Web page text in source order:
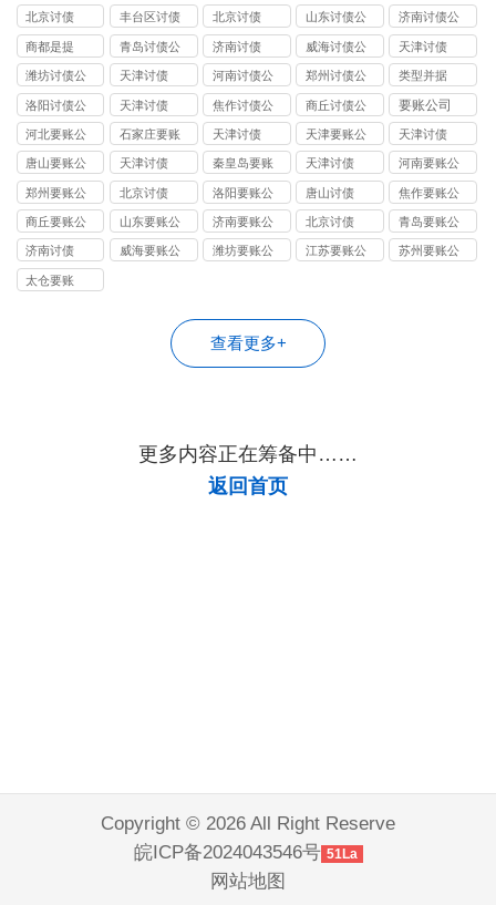
司
公司
公司
公司
北京讨债
丰台区讨债
公司
北京讨债
山东讨债公
司
济南讨债公
司
商都是提
青岛讨债公
司
济南讨债
威海讨债公
司
天津讨债
潍坊讨债公
司
天津讨债
河南讨债公
司
郑州讨债公
司
类型并据
洛阳讨债公
司
天津讨债
焦作讨债公
司
商丘讨债公
司
要账公司
河北要账公
司
石家庄要账
公司
天津讨债
天津要账公
司
天津讨债
唐山要账公
司
天津讨债
秦皇岛要账
公司
天津讨债
河南要账公
司
郑州要账公
司
北京讨债
洛阳要账公
司
唐山讨债
焦作要账公
司
商丘要账公
司
山东要账公
司
济南要账公
司
北京讨债
青岛要账公
司
济南讨债
威海要账公
潍坊要账公
江苏要账公
苏州要账公
太仓要账
查看更多+
更多内容正在筹备中……
返回首页
Copyright © 2026 All Right Reserve
皖ICP备2024043546号 51La
网站地图